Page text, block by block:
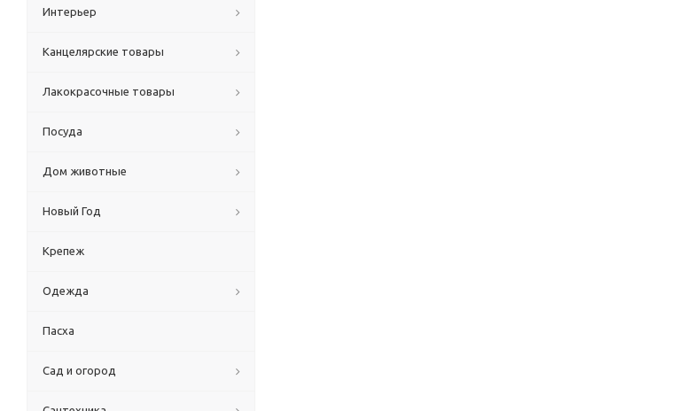
Интерьер
Канцелярские товары
Лакокрасочные товары
Посуда
Дом животные
Новый Год
Крепеж
Одежда
Пасха
Сад и огород